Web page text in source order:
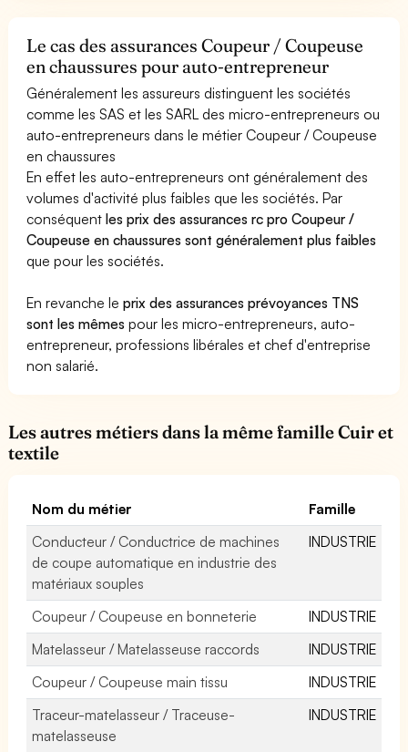
Le cas des assurances Coupeur / Coupeuse
en chaussures pour auto-entrepreneur
Généralement les assureurs distinguent les sociétés
comme les SAS et les SARL des micro-entrepreneurs ou
auto-entrepreneurs dans le métier Coupeur / Coupeuse
en chaussures
En effet les auto-entrepreneurs ont généralement des
volumes d'activité plus faibles que les sociétés. Par
conséquentles prix des assurances rc pro Coupeur /
Coupeuse en chaussures sont généralement plus faibles
que pour les sociétés.
En revanche leprix des assurances prévoyances TNS
sont les mêmes pour les micro-entrepreneurs, auto-
entrepreneur, professions libérales et chef d'entreprise
non salarié.
Les autres métiers dans la même famille Cuir et
textile
Nom du métier
Famille
Conducteur / Conductrice de machines
de coupe automatique en industrie des
matériaux souples
INDUSTRIE
Coupeur / Coupeuse en bonneterie
INDUSTRIE
Matelasseur / Matelasseuse raccords
INDUSTRIE
Coupeur / Coupeuse main tissu
INDUSTRIE
Traceur-matelasseur / Traceuse-
matelasseuse
INDUSTRIE